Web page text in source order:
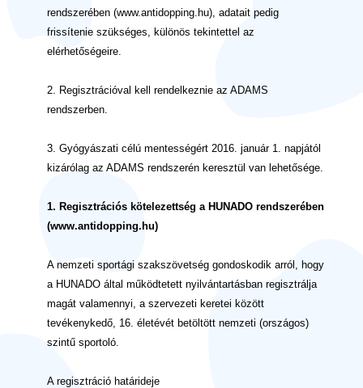
rendszerében (www.antidopping.hu), adatait pedig
frissítenie szükséges, különös tekintettel az
elérhetőségeire.
2. Regisztrációval kell rendelkeznie az ADAMS
rendszerben.
3. Gyógyászati célú mentességért 2016. január 1. napjától
kizárólag az ADAMS rendszerén keresztül van lehetősége.
1. Regisztrációs kötelezettség a HUNADO rendszerében
(www.antidopping.hu)
A nemzeti sportági szakszövetség gondoskodik arról, hogy
a HUNADO által működtetett nyilvántartásban regisztrálja
magát valamennyi, a szervezeti keretei között
tevékenykedő, 16. életévét betöltött nemzeti (országos)
szintű sportoló.
A regisztráció határideje